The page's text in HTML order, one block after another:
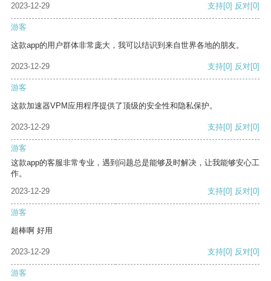
2023-12-29
支持[0] 反对[0]
游客
这款app的用户群体非常庞大，我可以结识到来自世界各地的朋友。
2023-12-29 支持[0] 反对[0]
游客
这款加速器VPM应用程序提供了顶级的安全性和隐私保护。
2023-12-29 支持[0] 反对[0]
游客
这款app的客服非常专业，遇到问题总是能够及时解决，让我能够安心工
作。
2023-12-29
支持[0] 反对[0]
游客
超棒啊 好用
2023-12-29 支持[0] 反对[0]
游客